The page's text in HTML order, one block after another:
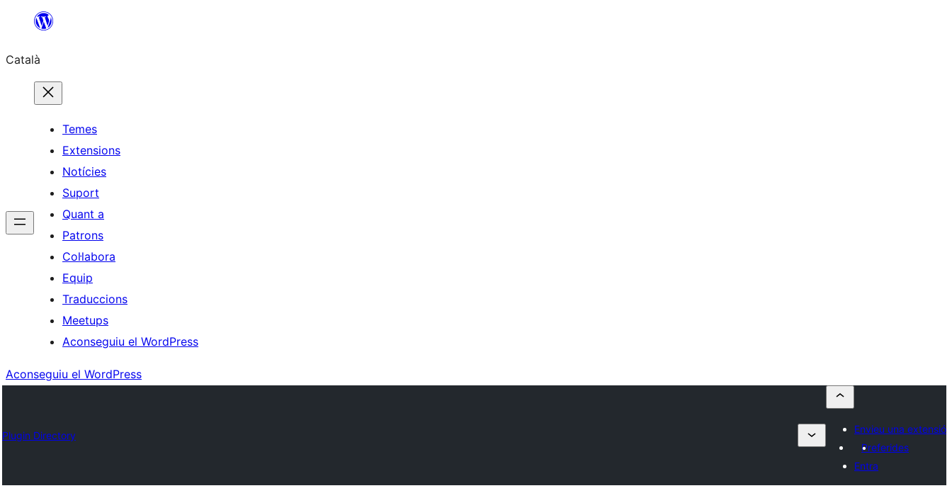
contingut
Català
Temes
Extensions
Notícies
Suport
Quant a
Patrons
Col·labora
Equip
Traduccions
Meetups
Aconseguiu el WordPress
Aconseguiu el WordPress
Plugin Directory
Envieu una extensió
Preferides
Entra